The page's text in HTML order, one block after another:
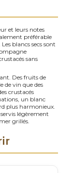
et leurs notes
préférable
blancs secs sont
sans
Des fruits de
de vin que des
crustacés
un blanc
plus harmonieux.
légèrement
grillés.